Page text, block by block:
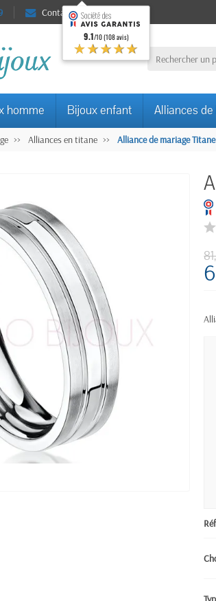
Contact
homme Bijoux enfant Alliances
Alliances en titane Alliance de mariage
9.1/10 (108 avis)
★★★★★